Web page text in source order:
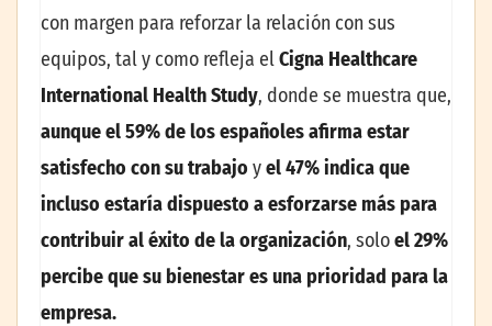
con margen para reforzar la relación con sus
equipos, tal y como refleja elCigna Healthcare
International Health Study, donde se muestra que,
aunque el 59% de los españoles afirma estar
satisfecho con su trabajo yel 47% indica que
incluso estaría dispuesto a esforzarse más para
contribuir al éxito de la organización, soloel 29%
percibe quesu bienestar es una prioridad para la
empresa.